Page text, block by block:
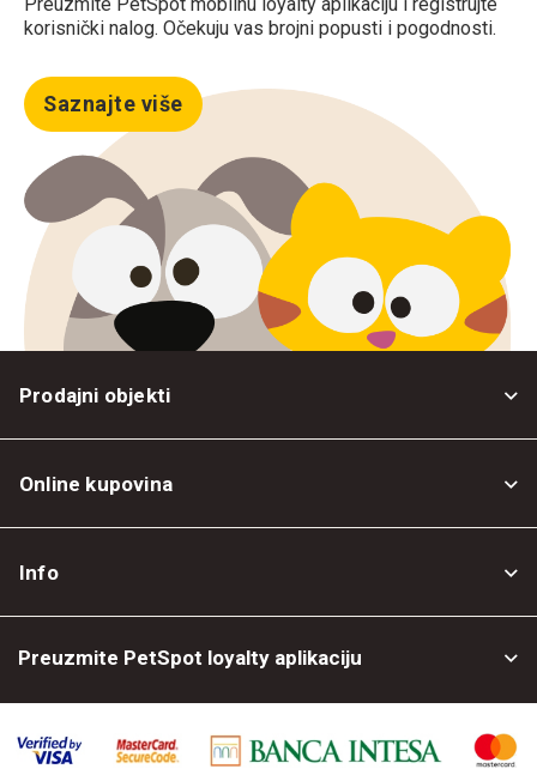
korisnički nalog. Očekuju vas brojni popusti i pogodnosti.
Saznajte više
Prodajni objekti
Online kupovina
Info
Preuzmite PetSpot loyalty aplikaciju